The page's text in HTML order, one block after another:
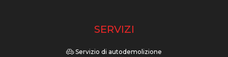
SERVIZI
Servizio di autodemolizione